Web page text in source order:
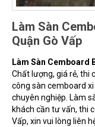
Làm Sàn
Quận Gò Vấp
Làm Sàn Cemboard
Chất lượng, giá rẻ, thi
công sàn cemboard
chuyên nghiệp. Làm
khách cần tư vấn, thi
Vấp, xin vui lòng liên